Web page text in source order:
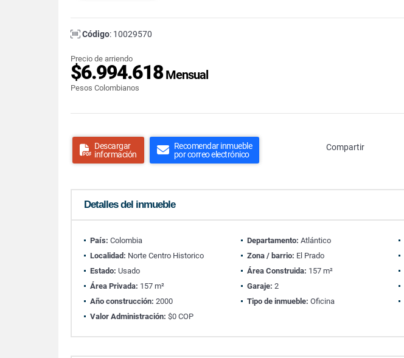
Código: 10029570
Precio de arriendo
$6.994.618Mensual
Pesos Colombianos
Descargar
información
Recomendar inmueble
por correo electrónico
Compartir
Detalles del inmueble
País: Colombia Departamento: Atlántico
Localidad: Norte Centro Historico Zona / barrio: El Prado
Estado: Usado Área Construida: 157 m²
Área Privada: 157 m² Garaje: 2
Año construcción: 2000 Tipo de inmueble: Oficina
Valor Administración: $0 COP